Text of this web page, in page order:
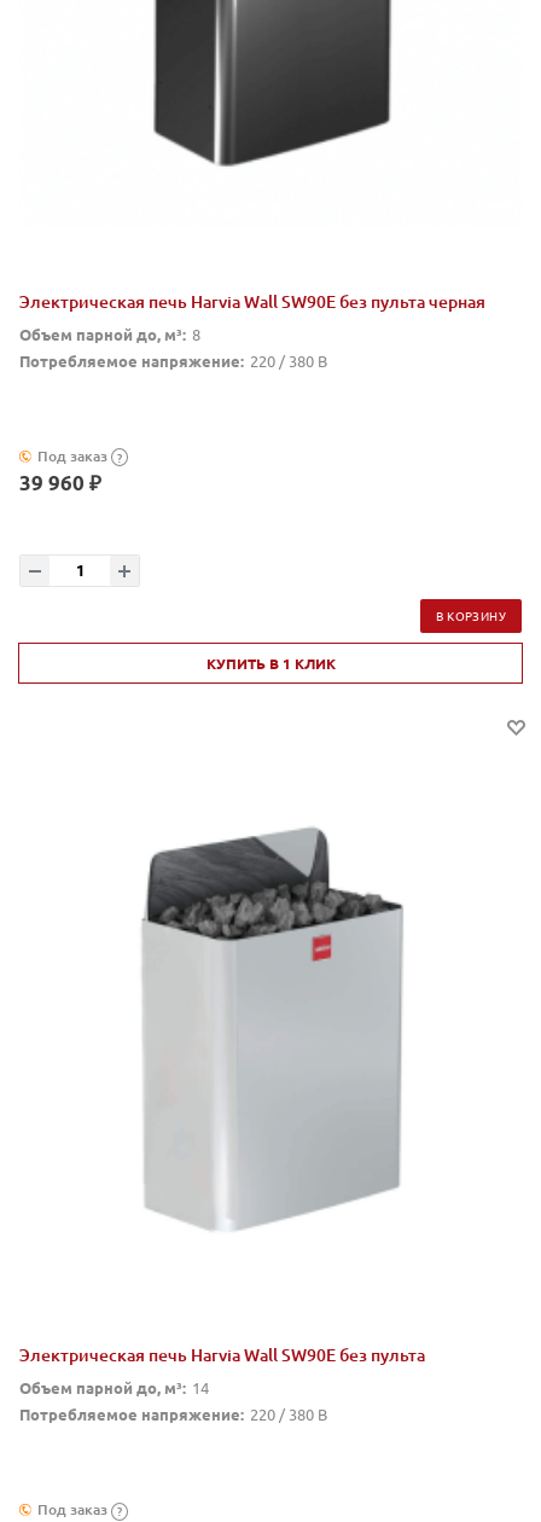
Электрическая печь Harvia Wall SW90E без пульта черная
Объем парной до, м³: 8
Потребляемое напряжение: 220 / 380 В
Под заказ ?
39 960 ₽
В КОРЗИНУ
КУПИТЬ В 1 КЛИК
Электрическая печь Harvia Wall SW90E без пульта
Объем парной до, м³: 14
Потребляемое напряжение: 220 / 380 В
Под заказ ?